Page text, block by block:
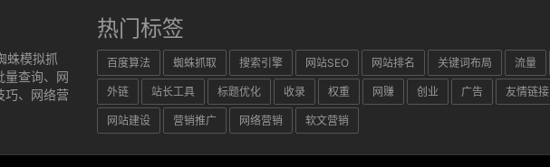
蛛模拟抓
量查询、网
巧、网络营
热门标签
百度算法 蜘蛛抓取 搜索引擎 网站SEO 网站排名 关键词布局 流量
外链 站长工具 标题优化 收录 权重 网赚 创业 广告 友情链接
网站建设 营销推广 网络营销 软文营销